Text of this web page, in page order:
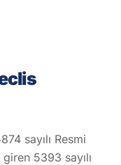
Resmi
5393 sayılı